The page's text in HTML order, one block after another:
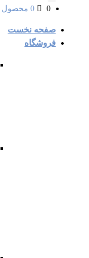
0
0 محصول
صفحه نخست
فروشگاه